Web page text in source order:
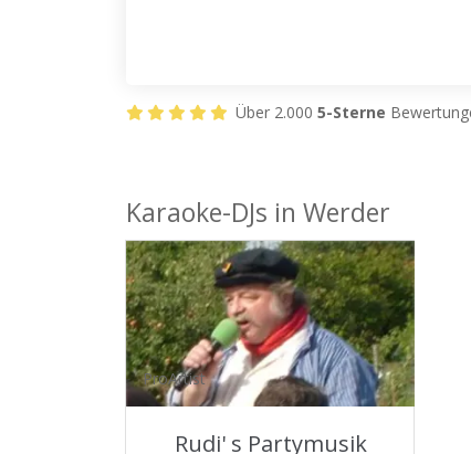
Über 2.000 5-Sterne
Karaoke-DJs in Werder
ProArtist
Rudi' s Partymusik